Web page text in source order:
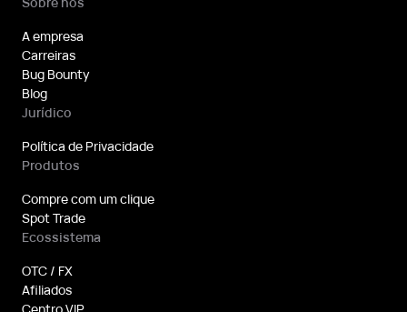
A empresa
Carreiras
Bug Bounty
Blog
Jurídico
Política de Privacidade
Produtos
Compre com um clique
Spot Trade
Ecossistema
OTC / FX
Afiliados